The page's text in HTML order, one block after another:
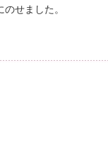
せました。